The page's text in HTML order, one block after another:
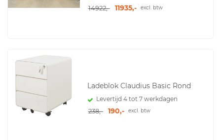
14922,- 11935,- excl. btw
Ladeblok Claudius Basic Rond
Levertijd 4 tot 7 werkdagen
238,- 190,- excl. btw